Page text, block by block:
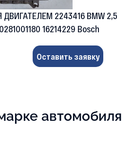
2243416 BMW 2,5
16214229 Bosch
Оставить заявку
автомобиля